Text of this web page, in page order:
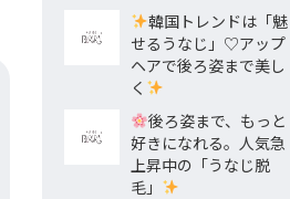
韓国トレンドは「魅
せるうなじ」♡アップ
ヘアで後ろ姿まで美し
く
後ろ姿まで、もっと
好きになれる。人気急
上昇中の「うなじ脱
毛」